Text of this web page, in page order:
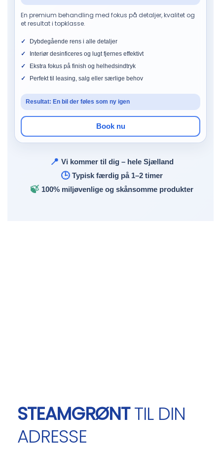
En premium behandling med fokus på detaljer, kvalitet og
et resultat i topklasse.
Dybdegående rens i alle detaljer
Interiør desinficeres og lugt fjernes effektivt
Ekstra fokus på finish og helhedsindtryk
Perfekt til leasing, salg eller særlige behov
Resultat: En bil der føles som ny igen
Book nu
📍 Vi kommer til dig – hele Sjælland
🕒 Typisk færdig på 1–2 timer
🍃 100% miljøvenlige og skånsomme produkter
STEAMGRØNTTIL DIN
ADRESSE